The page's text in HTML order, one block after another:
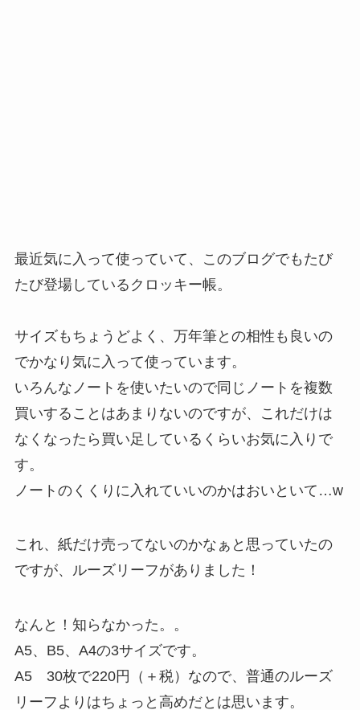
最近気に入って使っていて、このブログでもたび
たび登場しているクロッキー帳。
サイズもちょうどよく、万年筆との相性も良いの
でかなり気に入って使っています。
いろんなノートを使いたいので同じノートを複数
買いすることはあまりないのですが、これだけは
なくなったら買い足しているくらいお気に入りで
す。
ノートのくくりに入れていいのかはおいといて…w
これ、紙だけ売ってないのかなぁと思っていたの
ですが、ルーズリーフがありました！
なんと！知らなかった。。
A5、B5、A4の3サイズです。
A5 30枚で220円（＋税）なので、普通のルーズ
リーフよりはちょっと高めだとは思います。